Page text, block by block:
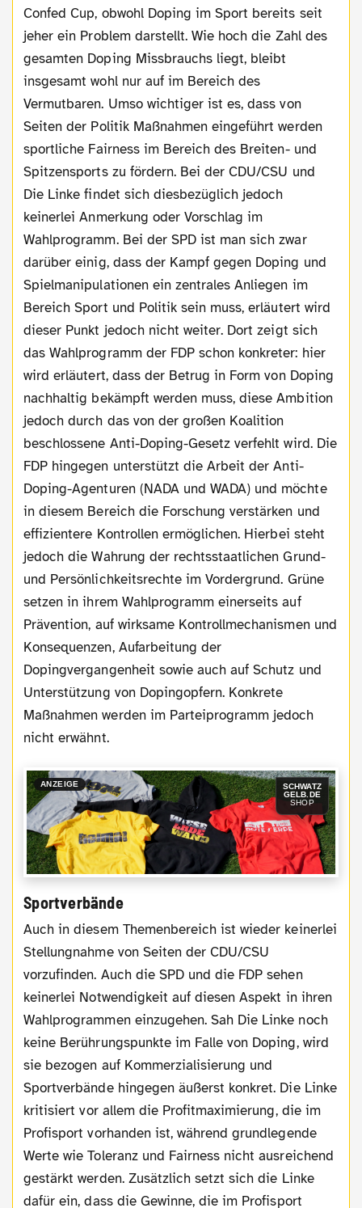
Confed Cup, obwohl Doping im Sport bereits seit
jeher ein Problem darstellt. Wie hoch die Zahl des
gesamten Doping Missbrauchs liegt, bleibt
insgesamt wohl nur auf im Bereich des
Vermutbaren. Umso wichtiger ist es, dass von
Seiten der Politik Maßnahmen eingeführt werden
sportliche Fairness im Bereich des Breiten- und
Spitzensports zu fördern. Bei der CDU/CSU und
Die Linke findet sich diesbezüglich jedoch
keinerlei Anmerkung oder Vorschlag im
Wahlprogramm. Bei der SPD ist man sich zwar
darüber einig, dass der Kampf gegen Doping und
Spielmanipulationen ein zentrales Anliegen im
Bereich Sport und Politik sein muss, erläutert wird
dieser Punkt jedoch nicht weiter. Dort zeigt sich
das Wahlprogramm der FDP schon konkreter: hier
wird erläutert, dass der Betrug in Form von Doping
nachhaltig bekämpft werden muss, diese Ambition
jedoch durch das von der großen Koalition
beschlossene Anti-Doping-Gesetz verfehlt wird. Die
FDP hingegen unterstützt die Arbeit der Anti-
Doping-Agenturen (NADA und WADA) und möchte
in diesem Bereich die Forschung verstärken und
effizientere Kontrollen ermöglichen. Hierbei steht
jedoch die Wahrung der rechtsstaatlichen Grund-
und Persönlichkeitsrechte im Vordergrund. Grüne
setzen in ihrem Wahlprogramm einerseits auf
Prävention, auf wirksame Kontrollmechanismen und
Konsequenzen, Aufarbeitung der
Dopingvergangenheit sowie auch auf Schutz und
Unterstützung von Dopingopfern. Konkrete
Maßnahmen werden im Parteiprogramm jedoch
nicht erwähnt.
ANZEIGE
SCHWATZ
GELB.DE
SHOP
Sportverbände
Auch in diesem Themenbereich ist wieder keinerlei
Stellungnahme von Seiten der CDU/CSU
vorzufinden. Auch die SPD und die FDP sehen
keinerlei Notwendigkeit auf diesen Aspekt in ihren
Wahlprogrammen einzugehen. Sah Die Linke noch
keine Berührungspunkte im Falle von Doping, wird
sie bezogen auf Kommerzialisierung und
Sportverbände hingegen äußerst konkret. Die Linke
kritisiert vor allem die Profitmaximierung, die im
Profisport vorhanden ist, während grundlegende
Werte wie Toleranz und Fairness nicht ausreichend
gestärkt werden. Zusätzlich setzt sich die Linke
dafür ein, dass die Gewinne, die im Profisport